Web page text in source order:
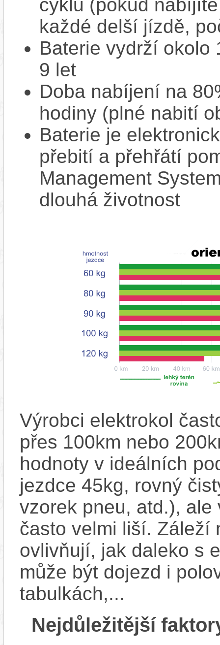
cyklů (pokud
každé delší jízdě,
Baterie vydrží okolo
9 let
Doba nabíjení na
hodiny (plné nabití
Baterie je
přebití a přehřátí
Management
dlouhá životnost
Výrobci elektrokol
přes 100km nebo
hodnoty v ideálních
jezdce 45kg, rovný
vzorek pneu, atd.),
často velmi liší. Záleží
ovlivňují, jak daleko s
může být dojezd i
tabulkách,...
Nejdůležitější